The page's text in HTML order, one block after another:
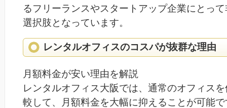
るフリーランスやスタートアップ企業にとっ
選択肢となっています。
レンタルオフィスのコスパが抜群な理由
月額料金が安い理由を解説
レンタルオフィス大阪では、通常のオフィス
較して、月額料金を大幅に抑えることが可能